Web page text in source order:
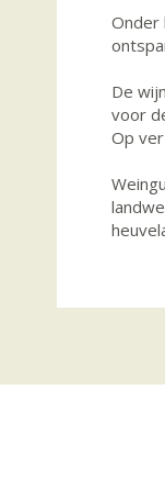
Onder
De
voor
Op